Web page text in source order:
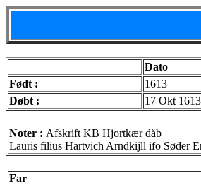
Dato
Født :
1613
Døbt :
17 Okt 1613
Noter : Afskrift KB Hjortkær dåb
Lauris filius Hartvich Arndkijll ifo Søder
Far